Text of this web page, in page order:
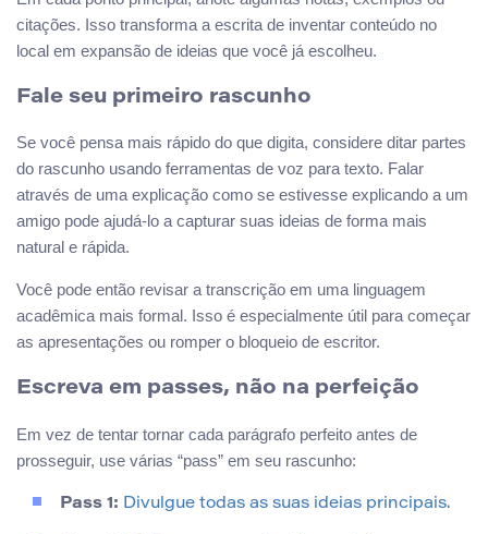
citações. Isso transforma a escrita de inventar conteúdo no
local em expansão de ideias que você já escolheu.
Fale seu primeiro rascunho
Se você pensa mais rápido do que digita, considere ditar partes
do rascunho usando ferramentas de voz para texto. Falar
através de uma explicação como se estivesse explicando a um
amigo pode ajudá-lo a capturar suas ideias de forma mais
natural e rápida.
Você pode então revisar a transcrição em uma linguagem
acadêmica mais formal. Isso é especialmente útil para começar
as apresentações ou romper o bloqueio de escritor.
Escreva em passes, não na perfeição
Em vez de tentar tornar cada parágrafo perfeito antes de
prosseguir, use várias “pass” em seu rascunho:
Pass 1: Divulgue todas as suas ideias principais.